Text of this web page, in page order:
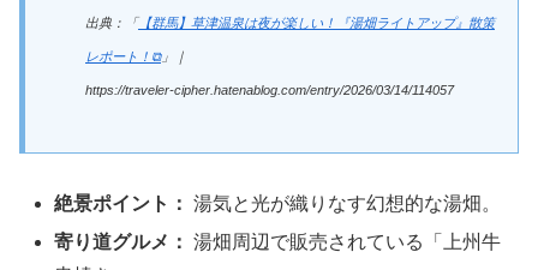
出典：「【群馬】草津温泉は夜が楽しい！『湯畑ライトアップ』散策
レポート！⧉」｜
https://traveler-cipher.hatenablog.com/entry/2026/03/14/114057
絶景ポイント： 湯気と光が織りなす幻想的な湯畑。
寄り道グルメ： 湯畑周辺で販売されている「上州牛